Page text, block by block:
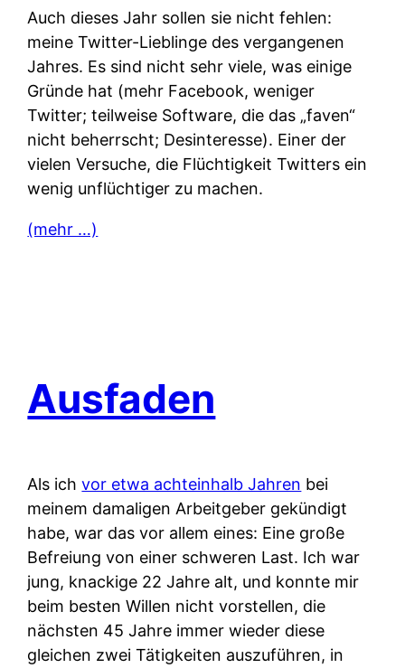
Auch dieses Jahr sollen sie nicht fehlen:
meine Twitter-Lieblinge des vergangenen
Jahres. Es sind nicht sehr viele, was einige
Gründe hat (mehr Facebook, weniger
Twitter; teilweise Software, die das „faven“
nicht beherrscht; Desinteresse). Einer der
vielen Versuche, die Flüchtigkeit Twitters ein
wenig unflüchtiger zu machen.
(mehr …)
Ausfaden
Als ichvor etwa achteinhalb Jahren bei
meinem damaligen Arbeitgeber gekündigt
habe, war das vor allem eines: Eine große
Befreiung von einer schweren Last. Ich war
jung, knackige 22 Jahre alt, und konnte mir
beim besten Willen nicht vorstellen, die
nächsten 45 Jahre immer wieder diese
gleichen zwei Tätigkeiten auszuführen, in